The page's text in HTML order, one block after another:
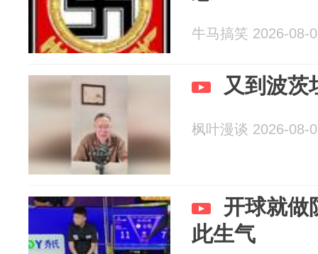
牛马搞笑 2026-08-
又到波茨
枫叶漫谈 2026-08-
开球就做
此生气